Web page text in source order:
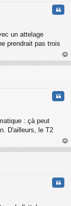
un attelage
prendrait pas trois
au
: çà peut
D'ailleurs, le T2
au